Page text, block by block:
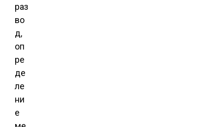
раз
во
д,
оп
ре
де
ле
ни
е